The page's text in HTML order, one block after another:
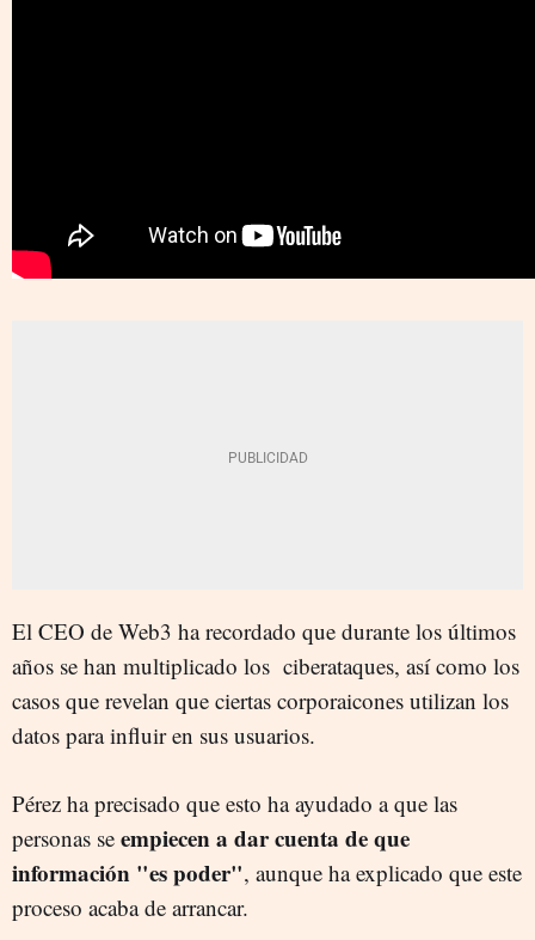
El CEO de Web3 ha recordado que durante los últimos
años se han multiplicado los ciberataques, así como los
casos que revelan que ciertas corporaicones utilizan los
datos para influir en sus usuarios.
Pérez ha precisado que esto ha ayudado a que las
personas se empiecen a dar cuenta de que
información "es poder", aunque ha explicado que este
proceso acaba de arrancar.